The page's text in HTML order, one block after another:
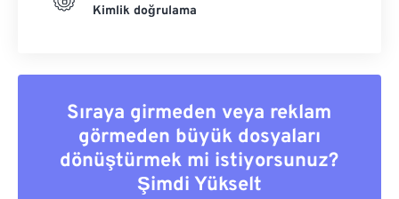
Kimlik doğrulama
Sıraya girmeden veya reklam
görmeden büyük dosyaları
dönüştürmek mi istiyorsunuz?
Şimdi Yükselt